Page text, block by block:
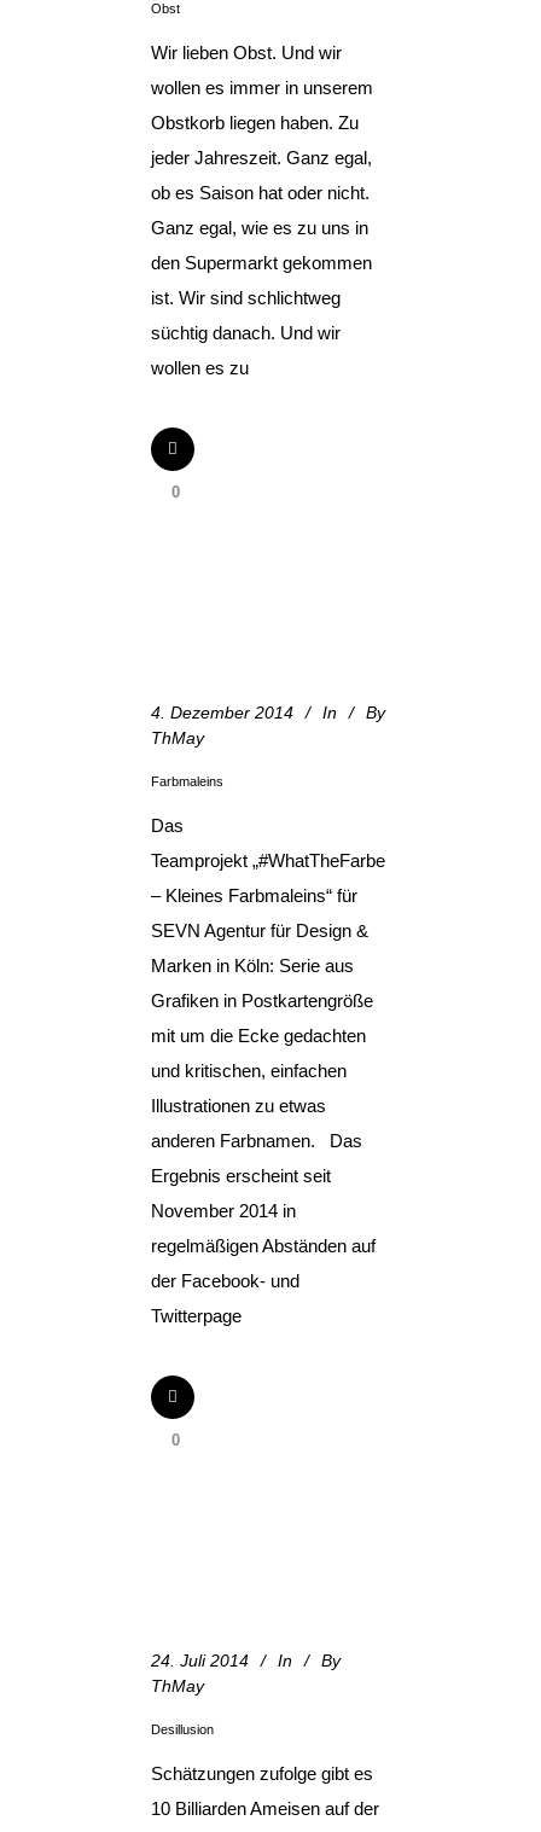
Obst
Wir lieben Obst. Und wir
wollen es immer in unserem
Obstkorb liegen haben. Zu
jeder Jahreszeit. Ganz egal,
ob es Saison hat oder nicht.
Ganz egal, wie es zu uns in
den Supermarkt gekommen
ist. Wir sind schlichtweg
süchtig danach. Und wir
wollen es zu
0
4. Dezember 2014 In
By
ThMay
Farbmaleins
Das
Teamprojekt „#WhatTheFarbe
– Kleines Farbmaleins“ für
SEVN Agentur für Design &
Marken in Köln: Serie aus
Grafiken in Postkartengröße
mit um die Ecke gedachten
und kritischen, einfachen
Illustrationen zu etwas
anderen Farbnamen. Das
Ergebnis erscheint seit
November 2014 in
regelmäßigen Abständen auf
der Facebook- und
Twitterpage
0
24. Juli 2014 In
By
ThMay
Desillusion
Schätzungen zufolge gibt es
10 Billiarden Ameisen auf der